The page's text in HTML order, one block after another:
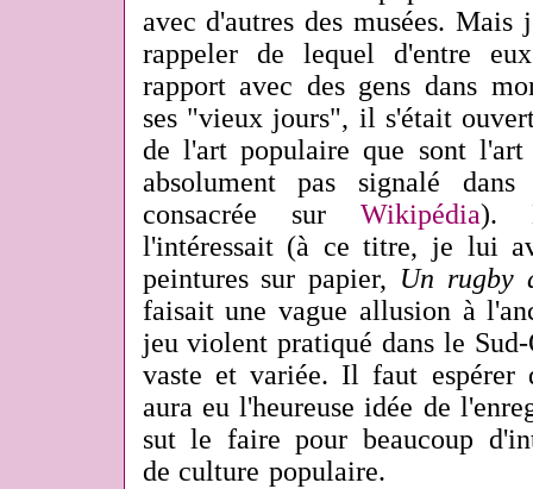
avec d'autres des musées.
rappeler de lequel d'entre
rapport avec des gens dans
ses "vieux jours", il s'était
de l'art populaire que sont
absolument pas signalé
consacrée sur Wikipédia).
l'intéressait (à ce titre, je lui
peintures sur papier, Un rugby
faisait une vague allusion à
jeu violent pratiqué dans le
vaste et variée. Il faut espérer
aura eu l'heureuse idée de
sut le faire pour beaucoup
de culture populaire.